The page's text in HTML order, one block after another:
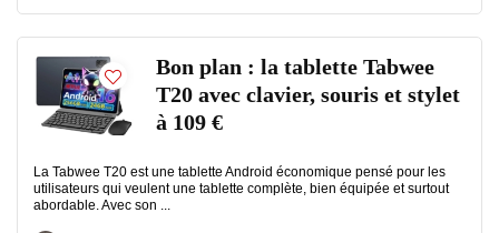
Bon plan : la tablette Tabwee
T20 avec clavier, souris et stylet
à 109 €
La Tabwee T20 est une tablette Android économique pensé pour les
utilisateurs qui veulent une tablette complète, bien équipée et surtout
abordable. Avec son ...